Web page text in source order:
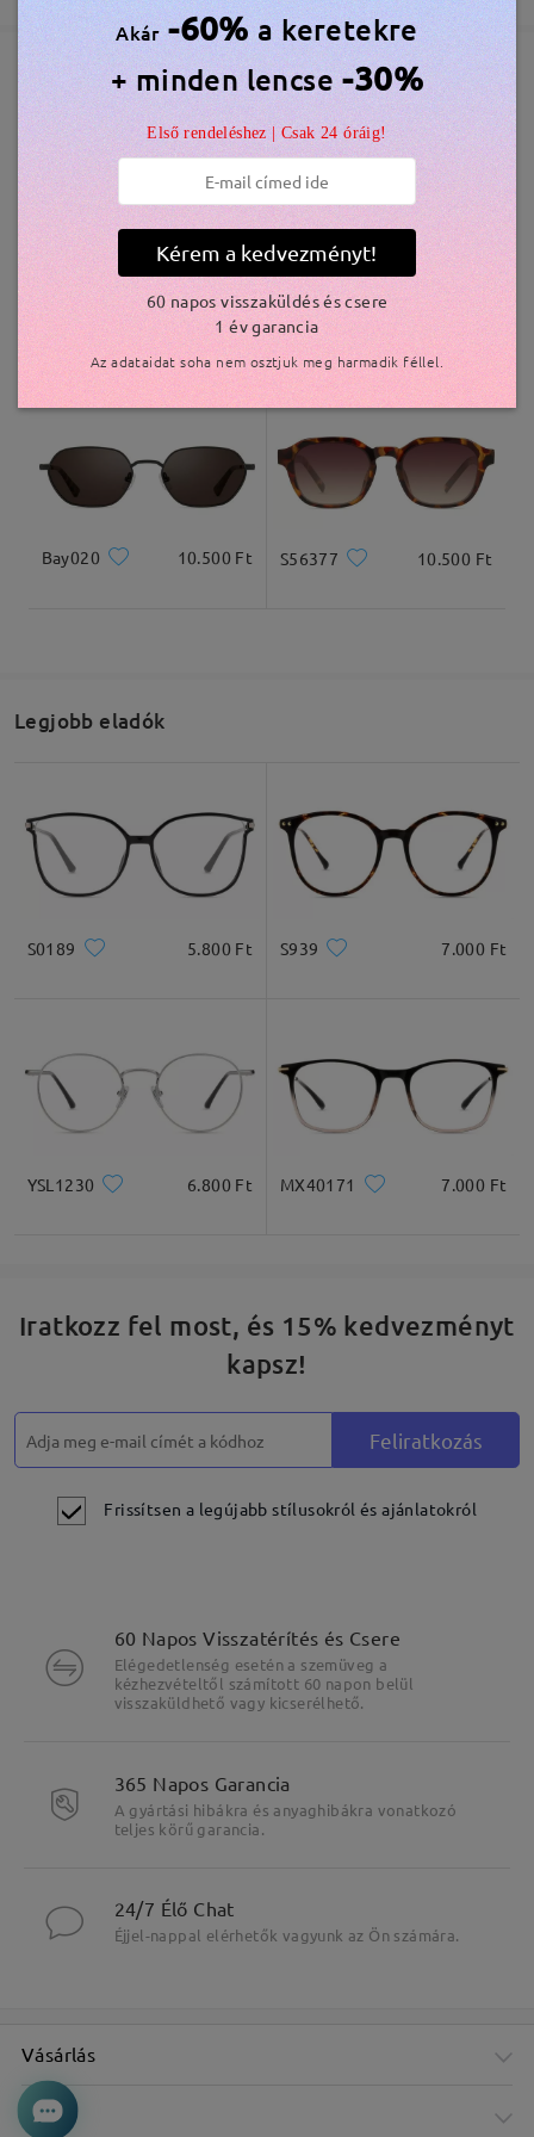
Olvassa el az összes
véleményt
Írjon egy véleményt
Elküldve
szállítási idő
5-7 munkanap
részletek
Kiszállítva
Hasonló keretek
S45715 10.800 Ft Bay017 11.000 Ft
Bay020 10.500 Ft S56377 10.500 Ft
Legjobb eladók
S0189 5.800 Ft S939 7.000 Ft
YSL1230 6.800 Ft MX40171 7.000 Ft
Iratkozz fel most, és 15% kedvezményt
kapsz!
Feliratkozás
Frissítsen a legújabb stílusokról és ajánlatokról
60 Napos Visszatérítés és Csere
Elégedetlenség esetén a szemüveg a
kézhezvételtől számított 60 napon belül
visszaküldhető vagy kicserélhető.
365 Napos Garancia
A gyártási hibákra és anyaghibákra vonatkozó
teljes körű garancia.
24/7 Élő Chat
Éjjel-nappal elérhetők vagyunk az Ön számára.
Vásárlás
Cég
Akár -60% a keretekre
+ minden lencse -30%
Első rendeléshez | Csak 24 óráig!
Kérem a kedvezményt!
60 napos visszaküldés és csere
1 év garancia
Az adataidat soha nem osztjuk meg harmadik féllel.